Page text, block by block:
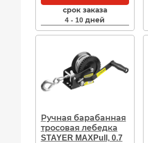
срок заказа
4 - 10 дней
Ручная барабанная
тросовая лебедка
STAYER MAXPull, 0.7